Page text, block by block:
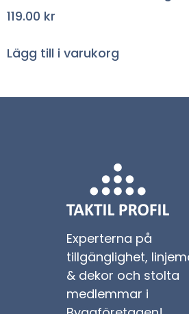
119.00 kr
Lägg till i varukorg
Experterna på
tillgänglighet,
& dekor och stolta
medlemmar i